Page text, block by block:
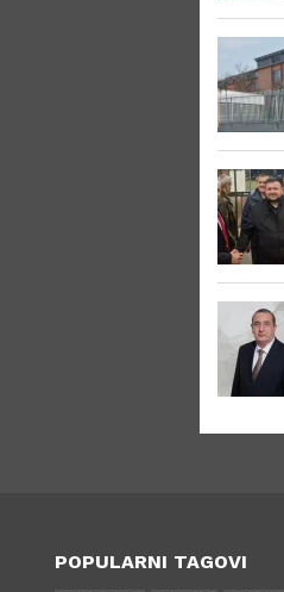
POPULARNI TAGOVI